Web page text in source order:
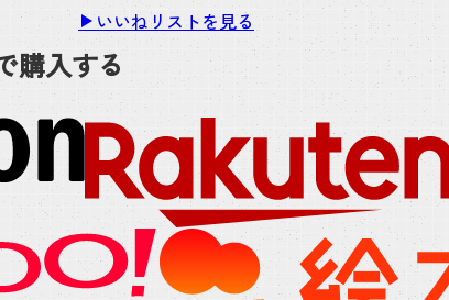
いいねリストを見る
購入する